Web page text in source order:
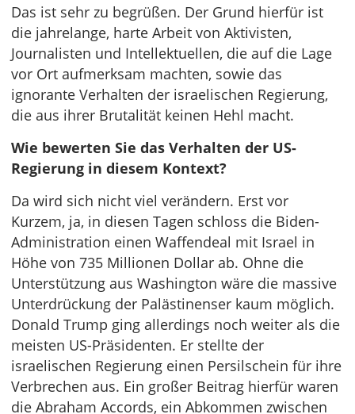
Das ist sehr zu begrüßen. Der Grund hierfür ist
die jahrelange, harte Arbeit von Aktivisten,
Journalisten und Intellektuellen, die auf die Lage
vor Ort aufmerksam machten, sowie das
ignorante Verhalten der israelischen Regierung,
die aus ihrer Brutalität keinen Hehl macht.
Wie bewerten Sie das Verhalten der US-
Regierung in diesem Kontext?
Da wird sich nicht viel verändern. Erst vor
Kurzem, ja, in diesen Tagen schloss die Biden-
Administration einen Waffendeal mit Israel in
Höhe von 735 Millionen Dollar ab. Ohne die
Unterstützung aus Washington wäre die massive
Unterdrückung der Palästinenser kaum möglich.
Donald Trump ging allerdings noch weiter als die
meisten US-Präsidenten. Er stellte der
israelischen Regierung einen Persilschein für ihre
Verbrechen aus. Ein großer Beitrag hierfür waren
die Abraham Accords, ein Abkommen zwischen